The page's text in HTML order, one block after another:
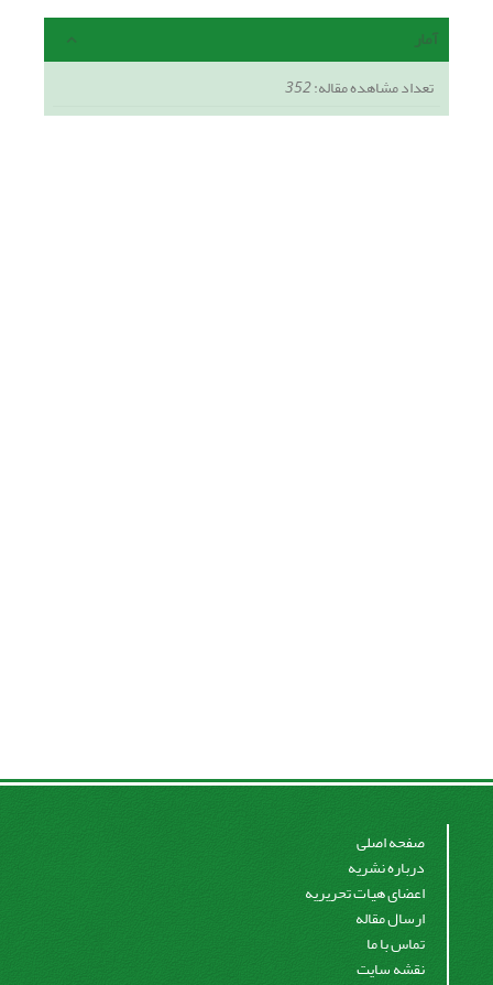
آمار
تعداد مشاهده مقاله:352
صفحه اصلی
درباره نشریه
اعضای هیات تحریریه
ارسال مقاله
تماس با ما
نقشه سایت